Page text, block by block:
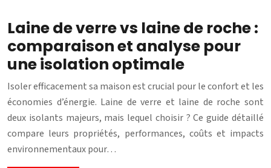
Laine de verre vs laine de roche :
comparaison et analyse pour
une isolation optimale
Isoler efficacement sa maison est crucial pour le confort et les
économies d’énergie. Laine de verre et laine de roche sont
deux isolants majeurs, mais lequel choisir ? Ce guide détaillé
compare leurs propriétés, performances, coûts et impacts
environnementaux pour…